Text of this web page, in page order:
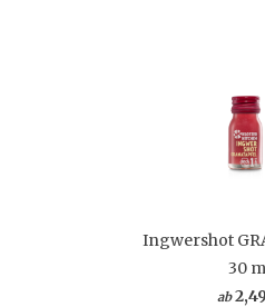
Ingwershot
30
ab